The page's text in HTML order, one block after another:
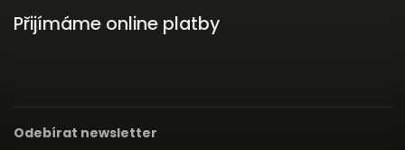
Přijímáme online platby
Odebírat newsletter